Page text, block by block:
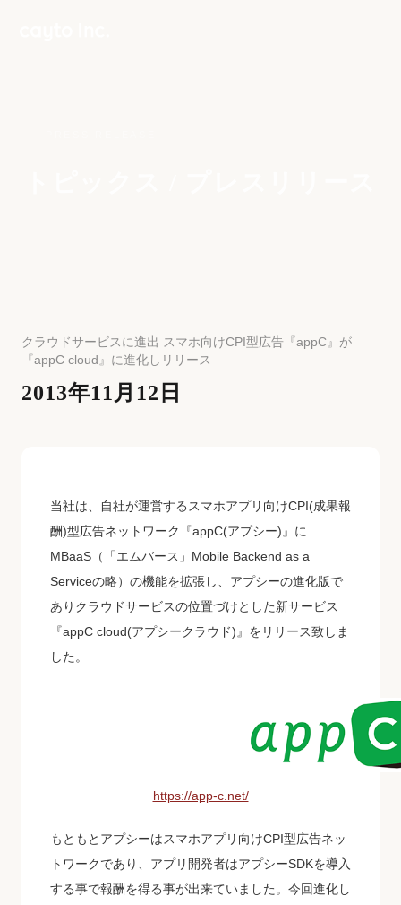
クラウドサービスに進出 スマホ向けCPI型広告『appC』が
『appC cloud』に進化しリリース
2013年11月12日
当社は、自社が運営するスマホアプリ向けCPI(成果報
酬)型広告ネットワーク『appC(アプシー)』に
MBaaS（「エムバース」Mobile Backend as a
Serviceの略）の機能を拡張し、アプシーの進化版で
ありクラウドサービスの位置づけとした新サービス
『appC cloud(アプシークラウド)』をリリース致しま
した。
https://app-c.net/
もともとアプシーはスマホアプリ向けCPI型広告ネッ
トワークであり、アプリ開発者はアプシーSDKを導入
する事で報酬を得る事が出来ていました。今回進化し